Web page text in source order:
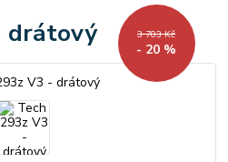
drátový 3 703 Kč
- 20 %